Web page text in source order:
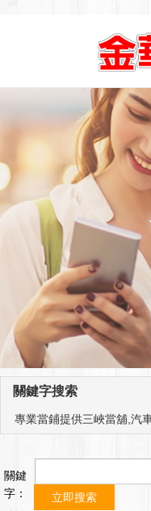
關鍵字搜索
專業當鋪提供三峽當舖,汽
關鍵
字：